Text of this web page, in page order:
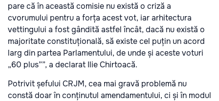
pare că în această comisie nu există o criză a
cvorumului pentru a forța acest vot, iar arhitectura
vettingului a fost gândită astfel încât, dacă nu există o
majoritate constituțională, să existe cel puțin un acord
larg din partea Parlamentului, de unde și aceste voturi
„60 plus””, a declarat Ilie Chirtoacă.
Potrivit șefului CRJM, cea mai gravă problemă nu
constă doar în conținutul amendamentului, ci și în modul